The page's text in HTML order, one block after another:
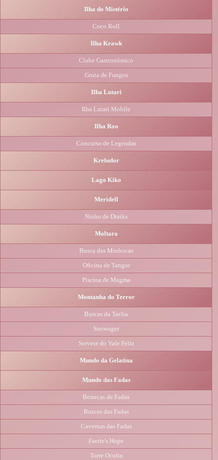
Ilha do Mistério
Coco Roll
Ilha Krawk
Clube Gastronômico
Gruta de Fungos
Ilha Lutari
Ilha Lutari Mobile
Ilha Roo
Concurso de Legendas
Kreludor
Lago Kiko
Meridell
Ninho de Draiks
Moltara
Busca das Minhocas
Oficina de Tangor
Piscina de Magma
Montanha do Terror
Buscas da Taelia
Snowager
Sorvete do Vale Feliz
Mundo da Gelatina
Mundo das Fadas
Bonecas de Fadas
Buscas das Fadas
Cavernas das Fadas
Faerie's Hope
Torre Oculta